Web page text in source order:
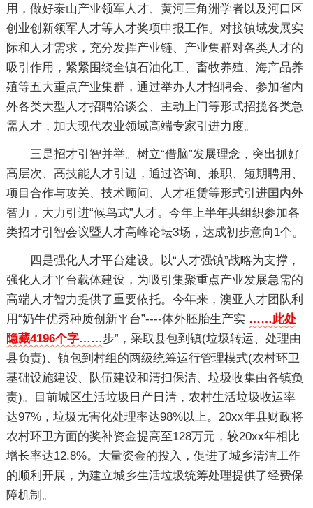
用，做好泰山产业领军人才、黄河三角洲学者以及河口区
创业创新领军人才等人才奖项申报工作。对接镇域发展实
际和人才需求，充分发挥产业链、产业集群对各类人才的
吸引作用，紧紧围绕全镇石油化工、畜牧养殖、海产品养
殖等五大重点产业集群，通过举办人才招聘会、参加省内
外各类大型人才招聘洽谈会、主动上门等形式招揽各类急
需人才，加大现代农业领域高端专家引进力度。
三是招才引智并举。树立“借脑”发展理念，突出抓好
高层次、高技能人才引进，通过咨询、兼职、短期聘用、
项目合作与攻关、技术顾问、人才租赁等形式引进国内外
智力，大力引进“候鸟式”人才。今年上半年共组织参加各
类招才引智会议暨人才高峰论坛3场，达成初步意向1个。
四是强化人才平台建设。以“人才强镇”战略为支撑，
强化人才平台载体建设，为吸引集聚重点产业发展急需的
高端人才智力提供了重要依托。今年来，澳亚人才团队利
用“奶牛优秀种质创新平台”----体外胚胎生产实 ……此处
隐藏4196个字……步”，采取县包到镇(垃圾转运、处理由
县负责)、镇包到村组的两级统筹运行管理模式(农村环卫
基础设施建设、队伍建设和清扫保洁、垃圾收集由各镇负
责)。目前城区生活垃圾日产日清，农村生活垃圾收运率
达97%，垃圾无害化处理率达98%以上。20xx年县财政将
农村环卫方面的奖补资金提高至128万元，较20xx年相比
增长率达12.8%。大量资金的投入，促进了城乡清洁工作
的顺利开展，为建立城乡生活垃圾统筹处理提供了经费保
障机制。